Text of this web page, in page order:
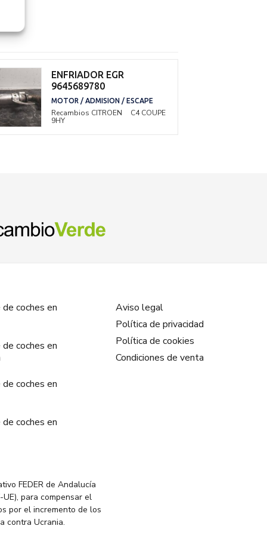
ENFRIADOR EGR
9645689780
MOTOR / ADMISION / ESCAPE
Recambios CITROEN
C4 COUPE
9HY
coches en
coches en
coches en
coches en
Aviso legal
Política de privacidad
Política de cookies
Condiciones de venta
FEDER de Andalucía
para compensar el
por el incremento de los
contra Ucrania.